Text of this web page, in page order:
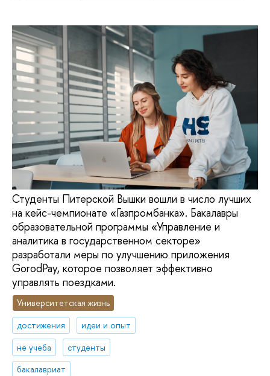
Студенты Питерской Вышки вошли в число лучших
на кейс-чемпионате «Газпромбанка». Бакалавры
образовательной программы «Управление и
аналитика в государственном секторе»
разработали меры по улучшению приложения
GorodPay, которое позволяет эффективно
управлять поездками.
Университетская жизнь
достижения
идеи и опыт
не учеба
студенты
бакалавриат